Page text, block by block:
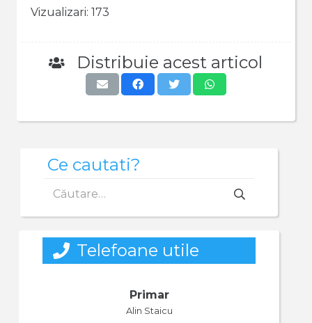
Vizualizari: 173
Distribuie acest articol
Ce cautati?
după:
Telefoane utile
Primar
Alin Staicu